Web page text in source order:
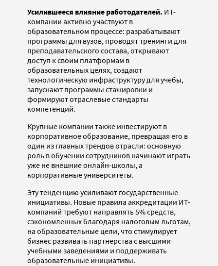
Усилившееся влияние работодателей. ИТ-
компании активно участвуют в
образовательном процессе: разрабатывают
программы для вузов, проводят тренинги для
преподавательского состава, открывают
доступ к своим платформам в
образовательных целях, создают
технологическую инфраструктуру для учебы,
запускают программы стажировки и
формируют отраслевые стандарты
компетенций.
Крупные компании также инвестируют в
корпоративное образование, превращая его в
один из главных трендов отрасли: основную
роль в обучении сотрудников начинают играть
уже не внешние онлайн-школы, а
корпоративные университеты.
Эту тенденцию усиливают государственные
инициативы. Новые правила аккредитации ИТ-
компаний требуют направлять 5% средств,
сэкономленных благодаря налоговым льготам,
на образовательные цели, что стимулирует
бизнес развивать партнерства с высшими
учебными заведениями и поддерживать
образовательные инициативы.